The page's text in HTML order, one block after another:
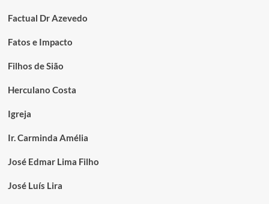
Factual Dr Azevedo
Fatos e Impacto
Filhos de Sião
Herculano Costa
Igreja
Ir. Carminda Amélia
José Edmar Lima Filho
José Luís Lira